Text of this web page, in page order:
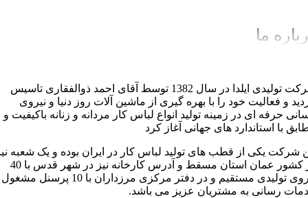
ما
شرکت تولیدی ایلدا در سال 1382 توسط آقای احمد ذوالفقاری تاسیس
و فعالیت خود را با بهره گیری از ماشین آلات روز دنیا و نیروی
حرفه ای در زمینه تولید انواع لباس کار مردانه و زنانه باکیفیت و
با استاندارد های جهانی آغاز کرد
شرکت یکی از قطب های تولید لباس کار در ایران بوده و یک شعبه
در کشور عمان استان مسقط و آدرس کارخانه نیز در شهر قدس با 40
نیروی تولیدی مستقیم و در دفتر مرکزی مرزداران با 10 پرسنل مشغول
رسانی به مشتریان عزیز می باشد.